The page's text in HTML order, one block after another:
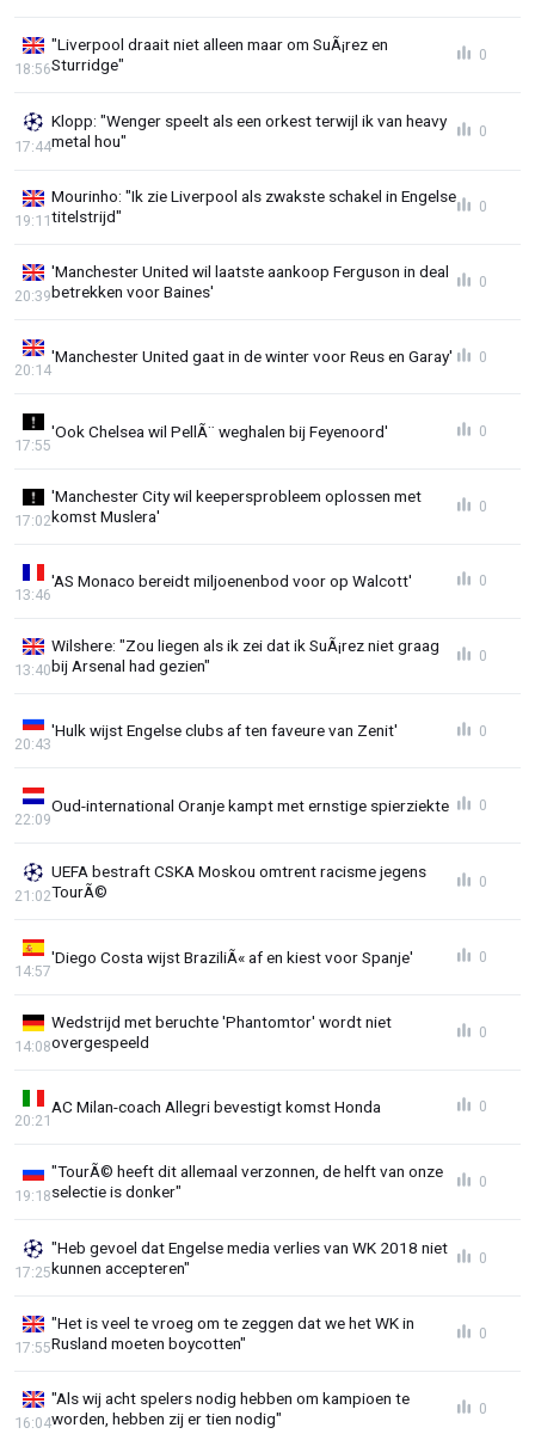
"Liverpool draait niet alleen maar om SuÃ¡rez en
Sturridge"
18:56
0
Klopp: "Wenger speelt als een orkest terwijl ik van heavy
metal hou"
17:44
0
Mourinho: "Ik zie Liverpool als zwakste schakel in Engelse
titelstrijd"
19:11
0
'Manchester United wil laatste aankoop Ferguson in deal
betrekken voor Baines'
20:39
0
'Manchester United gaat in de winter voor Reus en Garay'
20:14
0
'Ook Chelsea wil PellÃ¨ weghalen bij Feyenoord'
17:55
0
'Manchester City wil keepersprobleem oplossen met
komst Muslera'
17:02
0
'AS Monaco bereidt miljoenenbod voor op Walcott'
13:46
0
Wilshere: "Zou liegen als ik zei dat ik SuÃ¡rez niet graag
bij Arsenal had gezien"
13:40
0
'Hulk wijst Engelse clubs af ten faveure van Zenit'
20:43
0
Oud-international Oranje kampt met ernstige spierziekte
22:09
0
UEFA bestraft CSKA Moskou omtrent racisme jegens
TourÃ©
21:02
0
'Diego Costa wijst BraziliÃ« af en kiest voor Spanje'
14:57
0
Wedstrijd met beruchte 'Phantomtor' wordt niet
overgespeeld
14:08
0
AC Milan-coach Allegri bevestigt komst Honda
20:21
0
"TourÃ© heeft dit allemaal verzonnen, de helft van onze
selectie is donker"
19:18
0
"Heb gevoel dat Engelse media verlies van WK 2018 niet
kunnen accepteren"
17:25
0
"Het is veel te vroeg om te zeggen dat we het WK in
Rusland moeten boycotten"
17:55
0
"Als wij acht spelers nodig hebben om kampioen te
worden, hebben zij er tien nodig"
16:04
0